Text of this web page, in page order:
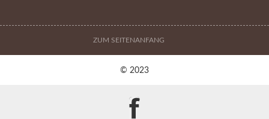
ZUM SEITENANFANG
© 2023